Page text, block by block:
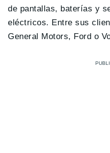
de pantallas, baterías y
eléctricos. Entre sus
General Motors, Ford o